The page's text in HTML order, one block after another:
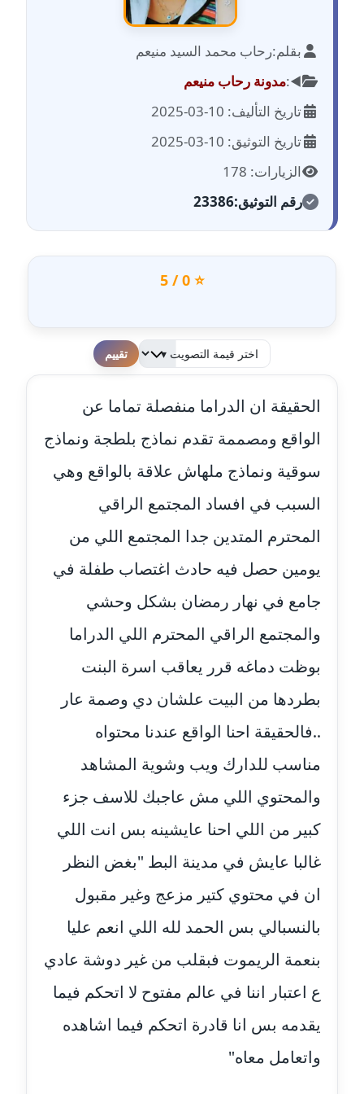
مدونة احمد الحسيني
عاملة
مدونة احمد زكريا
عاملة
مدونة أحمد زيدان
عاملة
مدونة أحمد سيد
عاملة
مدونة أحمد عبد الفتاح
عاملة
مدونة احمد كريدي
عاملة
مدونة أحمد مليجي
مدونة اريج الشرفا
مدونة اسراء كمال
عاملة
مدونة اسلام أبو علم
عاملة
عاملة
مدونة أسماء كاشف
عاملة
مدونة أسماء نور الدين
عاملة
مدونة اسماعيل ابو زيد
عاملة
مدونة اسماعيل محسن
مدونة اسيمة اسامه
عاملة
بقلم:رحاب محمد السيد منيعم
◀️:مدونة رحاب منيعم
تاريخ التأليف: 10-03-2025
تاريخ التوثيق: 10-03-2025
الزيارات: 178
رقم التوثيق:23386
⭐ 0 / 5
لطفا قم بالتقييم
الحقيقة ان الدراما منفصلة تماما عن
الواقع ومصممة تقدم نماذج بلطجة ونماذج
سوقية ونماذج ملهاش علاقة بالواقع وهي
السبب في افساد المجتمع الراقي
المحترم المتدين جدا المجتمع اللي من
يومين حصل فيه حادث اغتصاب طفلة في
جامع في نهار رمضان بشكل وحشي
والمجتمع الراقي المحترم اللي الدراما
بوظت دماغه قرر يعاقب اسرة البنت
بطردها من البيت علشان دي وصمة عار
..فالحقيقة احنا الواقع عندنا محتواه
مناسب للدارك ويب وشوية المشاهد
والمحتوي اللي مش عاجبك للاسف جزء
كبير من اللي احنا عايشينه بس انت اللي
غالبا عايش في مدينة البط "بغض النظر
ان في محتوي كتير مزعج وغير مقبول
بالنسبالي بس الحمد لله اللي انعم عليا
بنعمة الريموت فبقلب من غير دوشة عادي
ع اعتبار اننا في عالم مفتوح لا اتحكم فيما
يقدمه بس انا قادرة اتحكم فيما اشاهده
واتعامل معاه"